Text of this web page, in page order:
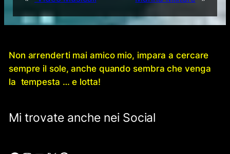
Non arrenderti mai amico mio, impara a cercare
sempre il sole, anche quando sembra che venga
la tempesta … e lotta!
Mi trovate anche nei Social